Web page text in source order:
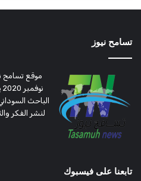
تسامح نيوز
موقع تسامح
الباحث
لنشر الفكر
تابعنا على فيسبوك